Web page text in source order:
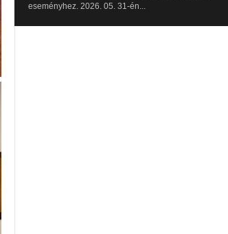
eseményhez. 2026. 05. 31-én...